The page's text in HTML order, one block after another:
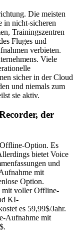
Die meisten
in nicht-sicheren
Trainingszentren
Fluges und
verbieten.
Viele
sicher in der Cloud
und niemals zum
sie aktiv.
der
Option. Es
bietet Voice
und
mit
Option.
mit voller Offline-
KI-
es 59,99$/Jahr.
Aufnahme mit